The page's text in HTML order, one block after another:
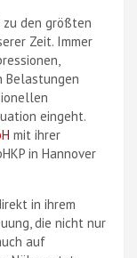
zu den größten
Zeit. Immer
Belastungen
eingeht.
mit ihrer
in Hannover
in ihrem
die nicht nur
auf